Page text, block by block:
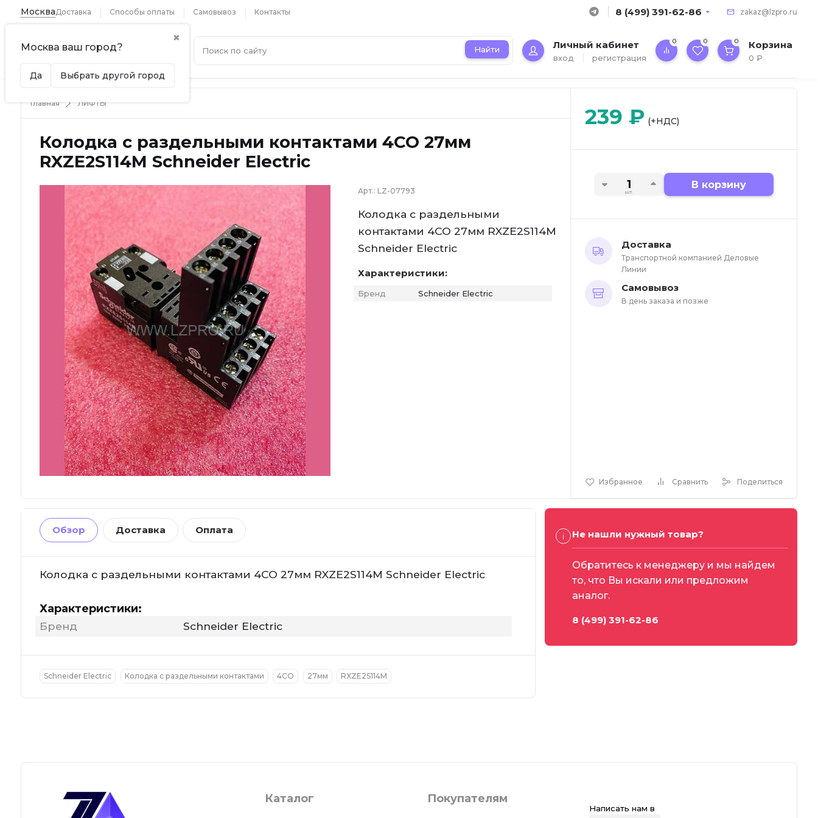
Москва
✖
Москва ваш город?
Да Выбрать другой город
Доставка Способы оплаты Самовывоз Контакты 8 (499) 391-62-86 zakaz@lzpro.ru
Найти Личный кабинет
вход регистрация
0 0 0 Корзина
0₽
Главная ЛИФТЫ
Колодка с раздельными контактами 4CO 27мм
RXZE2S114M Schneider Electric
Арт.: LZ-07793
Колодка с раздельными
контактами 4CO 27мм RXZE2S114M
Schneider Electric
Характеристики:
Бренд Schneider Electric
Избранное Сравнить Поделиться
239 ₽ (+НДС)
шт.
В корзину
Доставка
Транспортной компанией Деловые
Линии
Самовывоз
В день заказа и позже
Обзор Доставка Оплата
Колодка с раздельными контактами 4CO 27мм RXZE2S114M Schneider Electric
Характеристики:
Бренд Schneider Electric
Schneider Electric Колодка с раздельными контактами 4CO 27мм RXZE2S114M
Не нашли нужный товар?
Обратитесь к менеджеру и мы найдем
то, что Вы искали или предложим
аналог.
8 (499) 391-62-86
Каталог Покупателям
Написать нам в